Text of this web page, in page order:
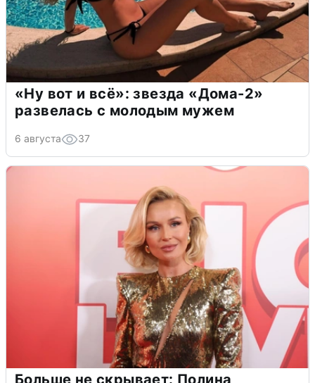
«Ну вот и всё»: звезда «Дома-2»
развелась с молодым мужем
6 августа 37
Больше не скрывает: Полина